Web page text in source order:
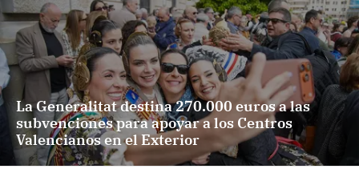
La Generalitat destina 270.000 euros a las
subvenciones para apoyar a los Centros
Valencianos en el Exterior